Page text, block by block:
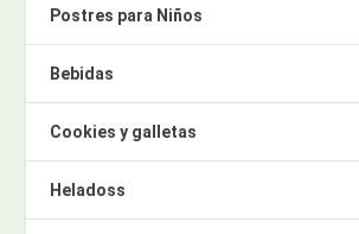
Postres para Niños
Bebidas
Cookies y galletas
Heladoss